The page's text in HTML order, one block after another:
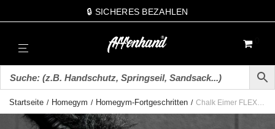
🔒 SICHERES BEZAHLEN
Startseite / Homegym / Homegym-Fortgeschritten / Chalk Eimer FLEXIBEL